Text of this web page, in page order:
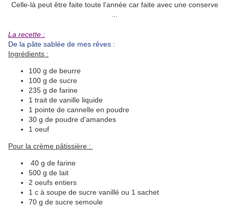
Celle-là peut être faite toute l'année car faite avec une conserve
La recette :
De la pâte sablée de mes rêves :
Ingrédients :
100 g de beurre
100 g de sucre
235 g de farine
1 trait de vanille liquide
1 pointe de cannelle en poudre
30 g de poudre d'amandes
1 oeuf
Pour la crème pâtissière :
40 g de farine
500 g de lait
2 oeufs entiers
1 c à soupe de sucre vanillé ou 1 sachet
70 g de sucre semoule